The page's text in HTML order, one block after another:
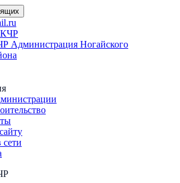
Администрация Ногайского
сети